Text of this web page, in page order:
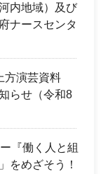
内地域）及び
ナースセンタ
方演芸資料
らせ（令和8
『働く人と組
をめざそう！